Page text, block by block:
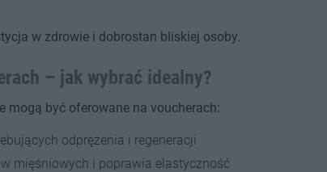
w zdrowie i dobrostan bliskiej osoby.
– jak wybrać idealny?
mogą być oferowane na voucherach:
odprężenia i regeneracji
mięśniowych i poprawia elastyczność